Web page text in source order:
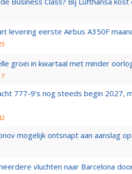
levering eerste Airbus A350F
groei in kwartaal met minder
777-9’s nog steeds begin 2027,
mogelijk ontsnapt aan aanslag
vluchten naar Barcelona